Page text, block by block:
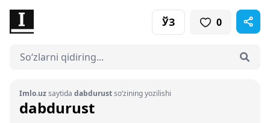
ЎЗ 0
Imlo.uzsaytida dabdurustso‘zining yozilishi
dabdurust